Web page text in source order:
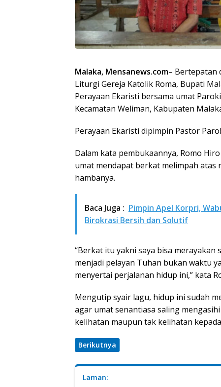
Malaka, Mensanews.com– Bertepatan
Liturgi Gereja Katolik Roma, Bupati
Perayaan Ekaristi bersama umat
Kecamatan Weliman, Kabupaten
Perayaan Ekaristi dipimpin Pastor
Dalam kata pembukaannya, Romo
umat mendapat berkat melimpah atas
hambanya.
Baca Juga : Pimpin Apel Korpri,
Birokrasi Bersih dan Solutif
“Berkat itu yakni saya bisa
menjadi pelayan Tuhan bukan waktu
menyertai perjalanan hidup ini,” kata
Mengutip syair lagu, hidup ini sudah
agar umat senantiasa saling
kelihatan maupun tak kelihatan
Berikutnya
Laman: